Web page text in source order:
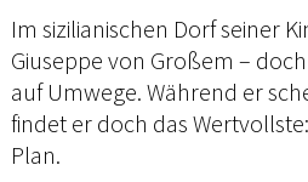
Im sizilianischen Dorf seiner
Giuseppe von Großem –
auf Umwege. Während er
findet er doch das
Plan.